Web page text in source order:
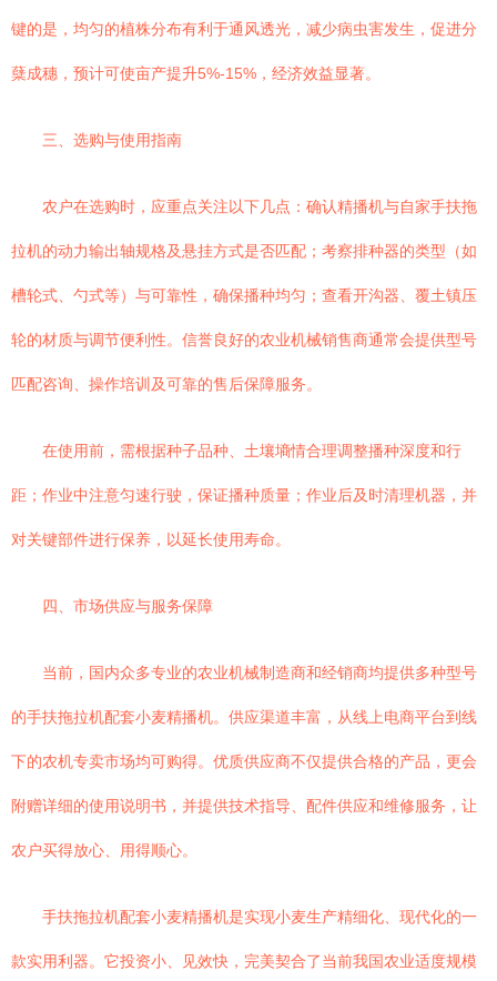
键的是，均匀的植株分布有利于通风透光，减少病虫害发生，促进分
蘖成穗，预计可使亩产提升5%-15%，经济效益显著。
三、选购与使用指南
农户在选购时，应重点关注以下几点：确认精播机与自家手扶拖
拉机的动力输出轴规格及悬挂方式是否匹配；考察排种器的类型（如
槽轮式、勺式等）与可靠性，确保播种均匀；查看开沟器、覆土镇压
轮的材质与调节便利性。信誉良好的农业机械销售商通常会提供型号
匹配咨询、操作培训及可靠的售后保障服务。
在使用前，需根据种子品种、土壤墒情合理调整播种深度和行
距；作业中注意匀速行驶，保证播种质量；作业后及时清理机器，并
对关键部件进行保养，以延长使用寿命。
四、市场供应与服务保障
当前，国内众多专业的农业机械制造商和经销商均提供多种型号
的手扶拖拉机配套小麦精播机。供应渠道丰富，从线上电商平台到线
下的农机专卖市场均可购得。优质供应商不仅提供合格的产品，更会
附赠详细的使用说明书，并提供技术指导、配件供应和维修服务，让
农户买得放心、用得顺心。
手扶拖拉机配套小麦精播机是实现小麦生产精细化、现代化的一
款实用利器。它投资小、见效快，完美契合了当前我国农业适度规模